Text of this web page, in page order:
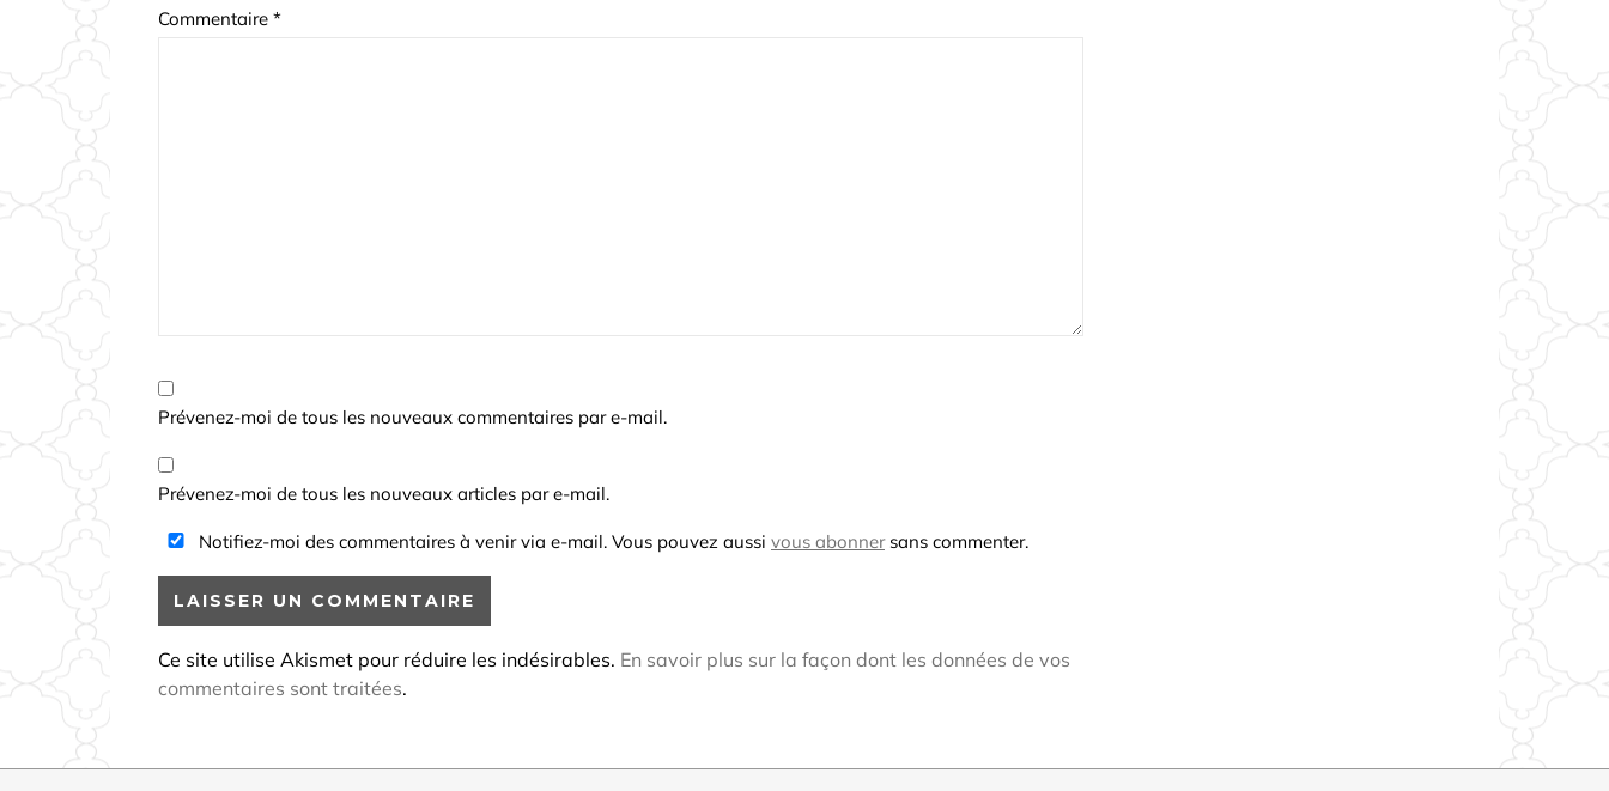
Commentaire *
Prévenez-moi de tous les nouveaux commentaires par e-mail.
Prévenez-moi de tous les nouveaux articles par e-mail.
Notifiez-moi des commentaires à venir via e-mail. Vous pouvez aussi vous abonnersans commenter.
Ce site utilise Akismet pour réduire les indésirables. En savoir plus sur la façon dont les données de vos
commentaires sont traitées.